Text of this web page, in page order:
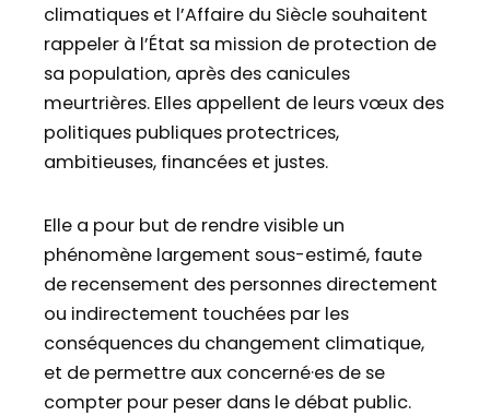
climatiques et l’Affaire du Siècle souhaitent
rappeler à l’État sa mission de protection de
sa population, après des canicules
meurtrières. Elles appellent de leurs vœux des
politiques publiques protectrices,
ambitieuses, financées et justes.
Elle a pour but de rendre visible un
phénomène largement sous-estimé, faute
de recensement des personnes directement
ou indirectement touchées par les
conséquences du changement climatique,
et de permettre aux concerné·es de se
compter pour peser dans le débat public.